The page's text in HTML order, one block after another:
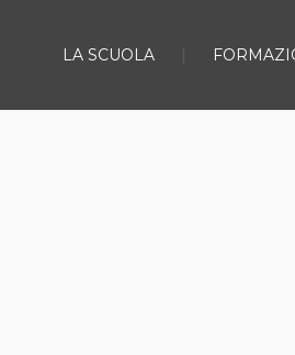
LA SCUOLA